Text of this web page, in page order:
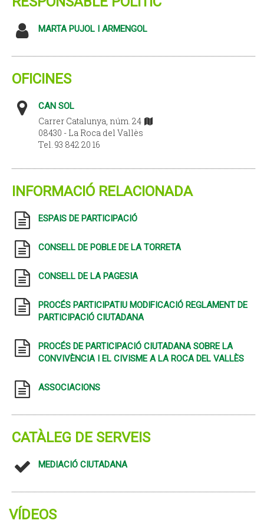
MARTA PUJOL I ARMENGOL
OFICINES
CAN SOL
Carrer Catalunya, núm. 24
08430 - La Roca del Vallès
Tel. 93 842 20 16
INFORMACIÓ RELACIONADA
ESPAIS DE PARTICIPACIÓ
CONSELL DE POBLE DE LA TORRETA
CONSELL DE LA PAGESIA
PROCÉS PARTICIPATIU MODIFICACIÓ REGLAMENT DE
PARTICIPACIÓ CIUTADANA
PROCÉS DE PARTICIPACIÓ CIUTADANA SOBRE LA
CONVIVÈNCIA I EL CIVISME A LA ROCA DEL VALLÈS
ASSOCIACIONS
CATÀLEG DE SERVEIS
MEDIACIÓ CIUTADANA
VÍDEOS